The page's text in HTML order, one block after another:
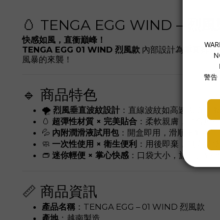
🥚 TENGA EGG WIND –
快感如風，直衝巔峰！
TENGA EGG 01 WIND 烈風款 內部設計為 垂直排
風暴的來襲！
🔹 商品特色
🌪️ 烈風垂直波紋設計 ：直線波紋如高速風流一
🥚 超彈性材質 × 完美貼合 ：柔軟親膚，適合所
💦 內附潤滑液試用包：開盒即用，滑順不黏手
🧼 一次性使用 × 衛生便利 ：用後即棄，無需清
👝 迷你輕便 × 掌心快感 ：口袋大小，旅行、外
📏 商品資訊
產品名稱 ：TENGA EGG – 01 WIND 烈風款